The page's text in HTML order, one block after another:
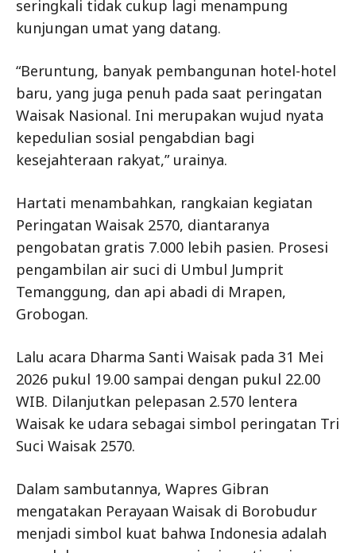
seringkali tidak cukup lagi menampung
kunjungan umat yang datang.
“Beruntung, banyak pembangunan hotel-hotel
baru, yang juga penuh pada saat peringatan
Waisak Nasional. Ini merupakan wujud nyata
kepedulian sosial pengabdian bagi
kesejahteraan rakyat,” urainya.
Hartati menambahkan, rangkaian kegiatan
Peringatan Waisak 2570, diantaranya
pengobatan gratis 7.000 lebih pasien. Prosesi
pengambilan air suci di Umbul Jumprit
Temanggung, dan api abadi di Mrapen,
Grobogan.
Lalu acara Dharma Santi Waisak pada 31 Mei
2026 pukul 19.00 sampai dengan pukul 22.00
WIB. Dilanjutkan pelepasan 2.570 lentera
Waisak ke udara sebagai simbol peringatan Tri
Suci Waisak 2570.
Dalam sambutannya, Wapres Gibran
mengatakan Perayaan Waisak di Borobudur
menjadi simbol kuat bahwa Indonesia adalah